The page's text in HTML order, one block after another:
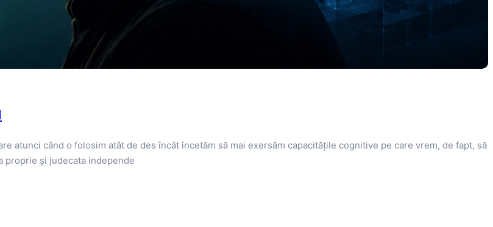
atunci când o folosim atât de des încât încetăm să mai exersăm capacitățile cognitive pe care vrem, de fapt, să
proprie și judecata independe